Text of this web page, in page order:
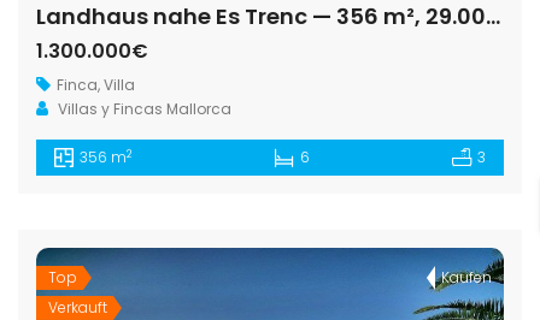
Landhaus nahe Es Trenc — 356 m², 29.000 m², zwei unabhängige Etagen
1.300.000€
Finca,Villa
Villas y Fincas Mallorca
356 m2 6 3
Top
Verkauft
Kaufen